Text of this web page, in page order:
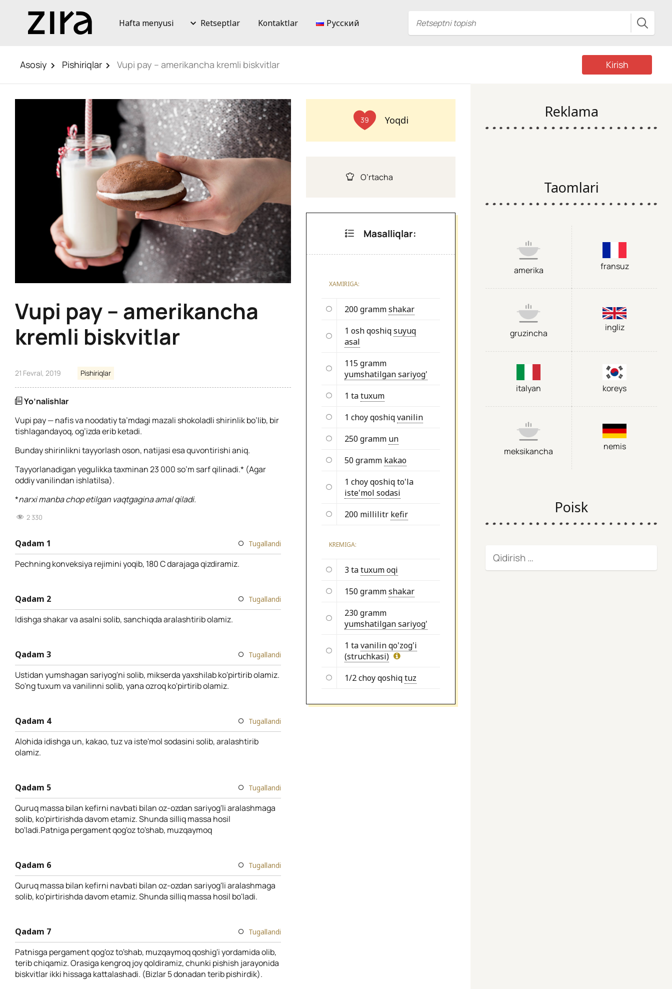
Hafta menyusi Retseptlar Kontaktlar Русский
Asosiy Pishiriqlar Vupi pay – amerikancha kremli biskvitlar Kirish
Vupi pay – amerikancha
kremli biskvitlar
21 Fevral, 2019 Pishiriqlar
Yo’nalishlar
Vupi pay — nafis va noodatiy ta’mdagi mazali shokoladli shirinlik bo’lib, bir
tishlagandayoq, og’izda erib ketadi.
Bunday shirinlikni tayyorlash oson, natijasi esa quvontirishi aniq.
Tayyorlanadigan yegulikka taxminan 23 000 so’m sarf qilinadi.* (Agar
oddiy vanilindan ishlatilsa).
*narxi manba chop etilgan vaqtgagina amal qiladi.
2 330
Qadam 1 Tugallandi
Pechning konveksiya rejimini yoqib, 180 C darajaga qizdiramiz.
Qadam 2 Tugallandi
Idishga shakar va asalni solib, sanchiqda aralashtirib olamiz.
Qadam 3 Tugallandi
Ustidan yumshagan sariyog'ni solib, mikserda yaxshilab ko'pirtirib olamiz.
So'ng tuxum va vanilinni solib, yana ozroq ko'pirtirib olamiz.
Qadam 4 Tugallandi
Alohida idishga un, kakao, tuz va iste'mol sodasini solib, aralashtirib
olamiz.
Qadam 5 Tugallandi
Quruq massa bilan kefirni navbati bilan oz-ozdan sariyog'li aralashmaga
solib, ko'pirtirishda davom etamiz. Shunda silliq massa hosil
bo'ladi.Patniga pergament qog'oz to'shab, muzqaymoq
Qadam 6 Tugallandi
Quruq massa bilan kefirni navbati bilan oz-ozdan sariyog'li aralashmaga
solib, ko'pirtirishda davom etamiz. Shunda silliq massa hosil bo'ladi.
Qadam 7 Tugallandi
Patnisga pergament qog'oz to'shab, muzqaymoq qoshig'i yordamida olib,
terib chiqamiz. Orasiga kengroq joy qoldiramiz, chunki pishish jarayonida
biskvitlar ikki hissaga kattalashadi. (Bizlar 5 donadan terib pishirdik).
39 Yoqdi
O’rtacha
Masalliqlar:
XAMIRIGA:
200 grammshakar
1 osh qoshiqsuyuq
asal
115 gramm
yumshatilgan sariyog'
1 tatuxum
1 choy qoshiqvanilin
250 gramm un
50 gramm kakao
1 choy qoshiq to'la
iste'mol sodasi
200 millilitr kefir
KREMIGA:
3 tatuxum oqi
150 grammshakar
230 gramm
yumshatilgan sariyog'
1 tavanilin qo'zog'i
(struchkasi)
1/2 choy qoshiqtuz
Reklama
Taomlari
amerika fransuz
gruzincha
ingliz
italyan koreys
meksikancha nemis
Poisk